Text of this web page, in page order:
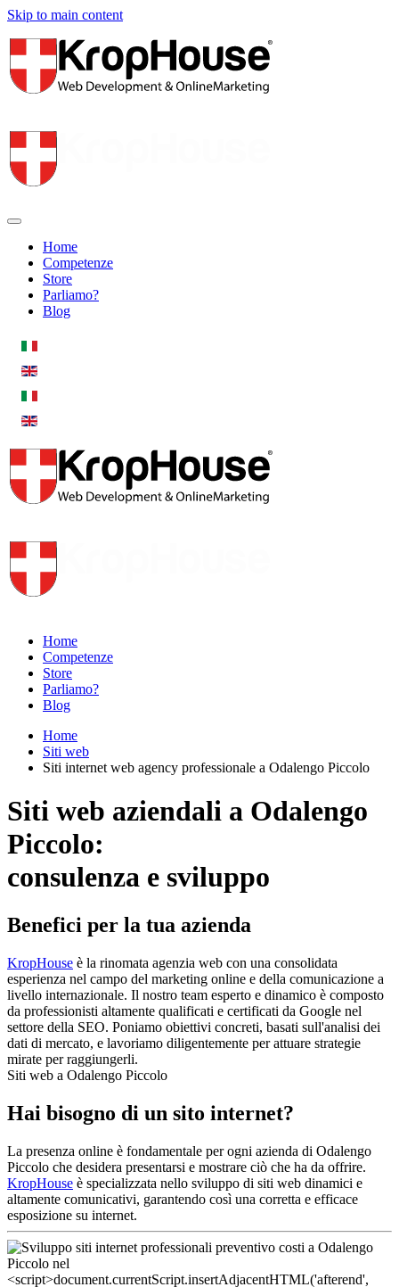
Skip to main content
Home
Competenze
Store
Parliamo?
Blog
Home
Competenze
Store
Parliamo?
Blog
Home
Siti web
Siti internet web agency professionale a Odalengo Piccolo
Siti web aziendali a Odalengo
Piccolo:
consulenza e sviluppo
Benefici per la tua azienda
KropHouse è la rinomata agenzia web con una consolidata
esperienza nel campo del marketing online e della comunicazione a
livello internazionale. Il nostro team esperto e dinamico è composto
da professionisti altamente qualificati e certificati da Google nel
settore della SEO. Poniamo obiettivi concreti, basati sull'analisi dei
dati di mercato, e lavoriamo diligentemente per attuare strategie
mirate per raggiungerli.
Siti web a Odalengo Piccolo
Hai bisogno di un sito internet?
La presenza online è fondamentale per ogni azienda di Odalengo
Piccolo che desidera presentarsi e mostrare ciò che ha da offrire.
KropHouse è specializzata nello sviluppo di siti web dinamici e
altamente comunicativi, garantendo così una corretta e efficace
esposizione su internet.